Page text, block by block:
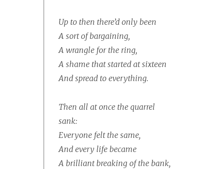
Up to then there’d only been
A sort of bargaining,
A wrangle for the ring,
A shame that started at sixteen
And spread to everything.
Then all at once the quarrel
sank:
Everyone felt the same,
And every life became
A brilliant breaking of the bank,